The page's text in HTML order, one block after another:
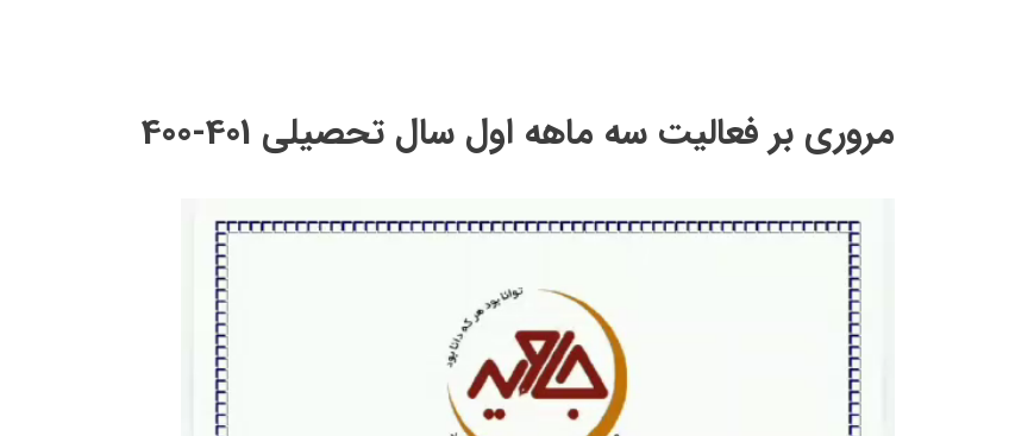
مروری بر فعالیت سه ماهه اول سال تحصیلی 401-400